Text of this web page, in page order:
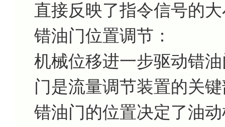
直接反映了指令信号的
错油门位置调节：
机械位移进一步驱动错
门是流量调节装置的关
错油门的位置决定了油